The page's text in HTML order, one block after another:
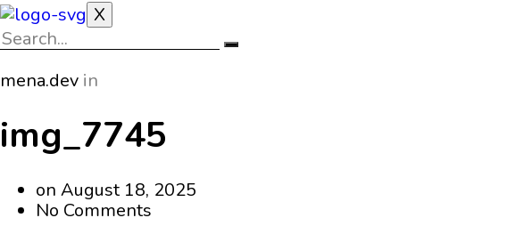
X
mena.dev in
img_7745
on August 18, 2025
No Comments